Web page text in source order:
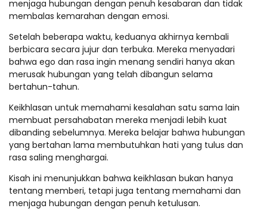
menjaga hubungan dengan penuh kesabaran dan tidak
membalas kemarahan dengan emosi.
Setelah beberapa waktu, keduanya akhirnya kembali
berbicara secara jujur dan terbuka. Mereka menyadari
bahwa ego dan rasa ingin menang sendiri hanya akan
merusak hubungan yang telah dibangun selama
bertahun-tahun.
Keikhlasan untuk memahami kesalahan satu sama lain
membuat persahabatan mereka menjadi lebih kuat
dibanding sebelumnya. Mereka belajar bahwa hubungan
yang bertahan lama membutuhkan hati yang tulus dan
rasa saling menghargai.
Kisah ini menunjukkan bahwa keikhlasan bukan hanya
tentang memberi, tetapi juga tentang memahami dan
menjaga hubungan dengan penuh ketulusan.